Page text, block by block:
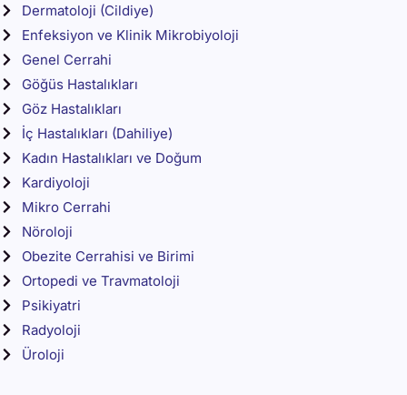
Dermatoloji (Cildiye)
Enfeksiyon ve Klinik Mikrobiyoloji
Genel Cerrahi
Göğüs Hastalıkları
Göz Hastalıkları
İç Hastalıkları (Dahiliye)
Kadın Hastalıkları ve Doğum
Kardiyoloji
Mikro Cerrahi
Nöroloji
Obezite Cerrahisi ve Birimi
Ortopedi ve Travmatoloji
Psikiyatri
Radyoloji
Üroloji